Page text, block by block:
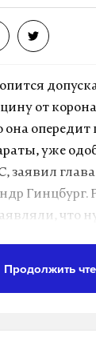
от
она
уже
заявил
Гинцбург.
что
Продолжить